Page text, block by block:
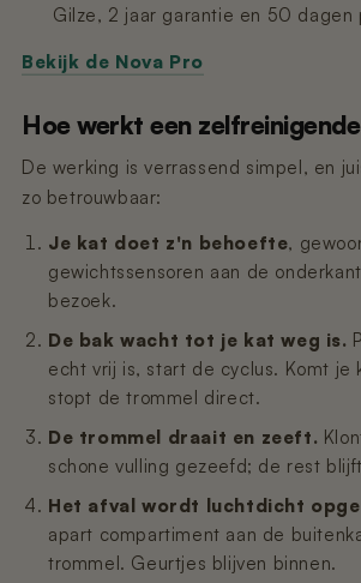
Gilze, 2 jaar garantie en 50 dagen
Bekijk de Nova Pro
Hoe werkt een
De werking is verrassend simpel, en
zo betrouwbaar:
Je kat doet z'n behoefte,
gewichtssensoren aan de
bezoek.
De bak wacht tot je kat weg is.
echt vrij is, start de cyclus. Komt je
stopt de trommel direct.
De trommel draait en zeeft.
schone vulling gezeefd; de rest
Het afval wordt luchtdicht
apart compartiment aan de
trommel. Geurtjes blijven binnen.